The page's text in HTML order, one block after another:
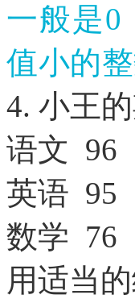
一般是0
值小的
4. 小王
语文 96
英语 95
数学 76
用适当